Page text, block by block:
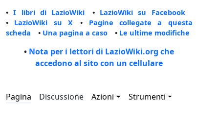
•I libri di LazioWiki • LazioWiki su Facebook
• LazioWiki su X • Pagine collegate a questa
scheda • Una pagina a caso • Le ultime modifiche
• Nota per i lettori di LazioWiki.org che
accedono al sito con un cellulare
Pagina Discussione Azioni Strumenti